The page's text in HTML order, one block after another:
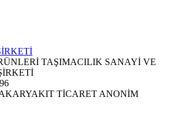
TAŞIMACILIK SANAYİ VE
TİCARET ANONİM